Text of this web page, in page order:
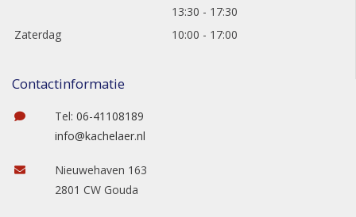
13:30 - 17:30
Zaterdag
10:00 - 17:00
Contactinformatie
Tel: 06-41108189
info@kachelaer.nl
Nieuwehaven 163
2801 CW Gouda